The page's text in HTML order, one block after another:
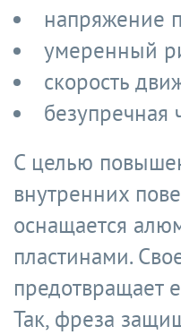
напряжение
умеренный
скорость
безупречная
С целью
внутренних
оснащается
пластинами.
предотвращает
Так, фреза